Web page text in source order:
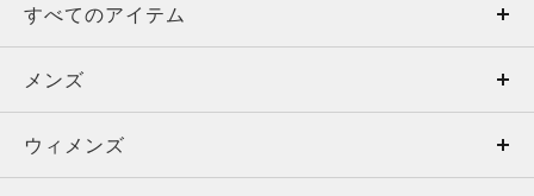
すべてのアイテム
メンズ
ウィメンズ
メンズ
トップス
ウィメンズ